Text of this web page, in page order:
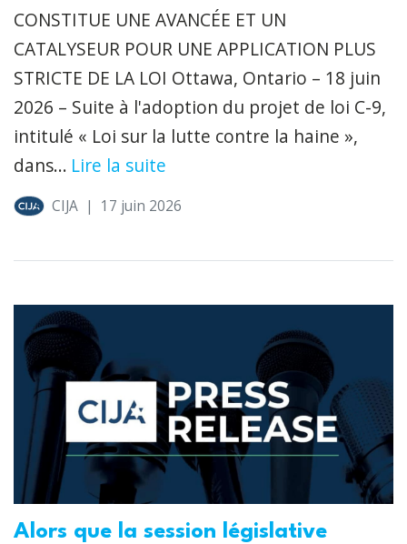
CONSTITUE UNE AVANCÉE ET UN
CATALYSEUR POUR UNE APPLICATION PLUS
STRICTE DE LA LOI Ottawa, Ontario – 18 juin
2026 – Suite à l'adoption du projet de loi C-9,
intitulé « Loi sur la lutte contre la haine »,
dans... Lire la suite
CIJA | 17 juin 2026
Alors que la session législative